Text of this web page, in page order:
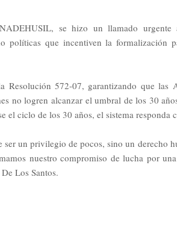
se hizo un llamado
políticas que incentiven la formalización
Resolución 572-07, garantizando que
no logren alcanzar el umbral de los 30
el ciclo de los 30 años, el sistema responda
ser un privilegio de pocos, sino un derecho
nuestro compromiso de lucha por
Los Santos.